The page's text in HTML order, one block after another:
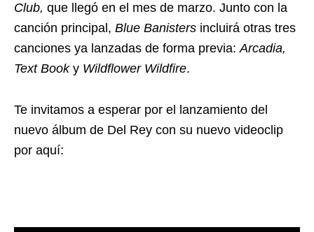
Club, que llegó en el mes de marzo. Junto con la
canción principal, Blue Banisters incluirá otras tres
canciones ya lanzadas de forma previa:Arcadia,
Text Booky Wildflower Wildfire.
Te invitamos a esperar por el lanzamiento del
nuevo álbum de Del Rey con su nuevo videoclip
por aquí: